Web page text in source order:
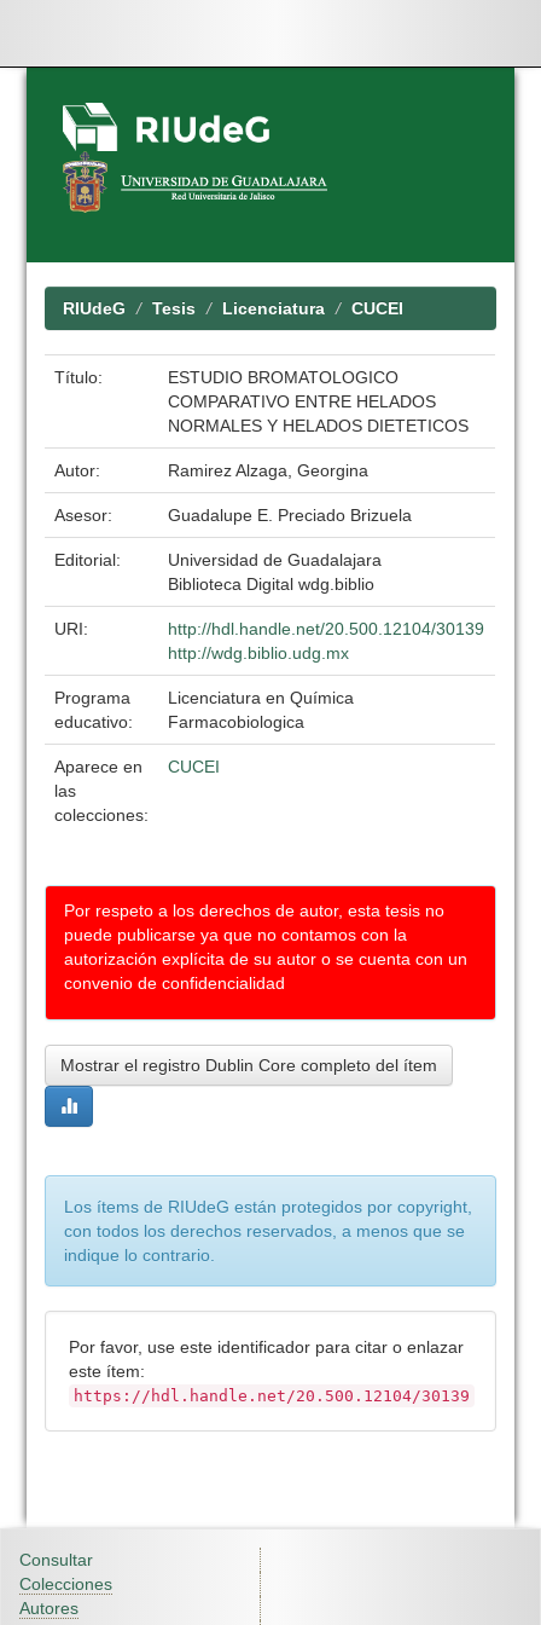
Skip
navigation
RIUdeG Tesis Licenciatura CUCEI
Título:
ESTUDIO BROMATOLOGICO
COMPARATIVO ENTRE HELADOS
NORMALES Y HELADOS DIETETICOS
Autor: Ramirez Alzaga, Georgina
Asesor: Guadalupe E. Preciado Brizuela
Editorial:
Universidad de Guadalajara
Biblioteca Digital wdg.biblio
URI:
http://hdl.handle.net/20.500.12104/30139
http://wdg.biblio.udg.mx
Programa
educativo:
Licenciatura en Química
Farmacobiologica
Aparece en
las
colecciones:
CUCEI
Por respeto a los derechos de autor, esta tesis no
puede publicarse ya que no contamos con la
autorización explícita de su autor o se cuenta con un
convenio de confidencialidad
Mostrar el registro Dublin Core completo del ítem
Los ítems de RIUdeG están protegidos por copyright,
con todos los derechos reservados, a menos que se
indique lo contrario.
Por favor, use este identificador para citar o enlazar
este ítem:
https://hdl.handle.net/20.500.12104/30139
Consultar
Colecciones
Autores